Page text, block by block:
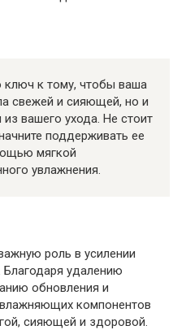
ключ к тому, чтобы ваша
свежей и сияющей, но и
вашего ухода. Не стоит
поддерживать ее
мягкой
увлажнения.
роль в усилении
Благодаря удалению
обновления и
компонентов
сияющей и здоровой.